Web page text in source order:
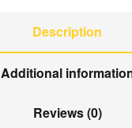
Description
Additional
Reviews (0)